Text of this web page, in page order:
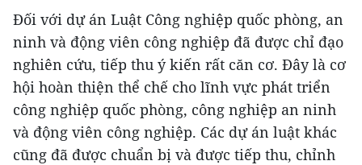
Đối với dự án Luật Công nghiệp quốc phòng, an
ninh và động viên công nghiệp đã được chỉ đạo
nghiên cứu, tiếp thu ý kiến rất căn cơ. Đây là cơ
hội hoàn thiện thể chế cho lĩnh vực phát triển
công nghiệp quốc phòng, công nghiệp an ninh
và động viên công nghiệp. Các dự án luật khác
cũng đã được chuẩn bị và được tiếp thu, chỉnh